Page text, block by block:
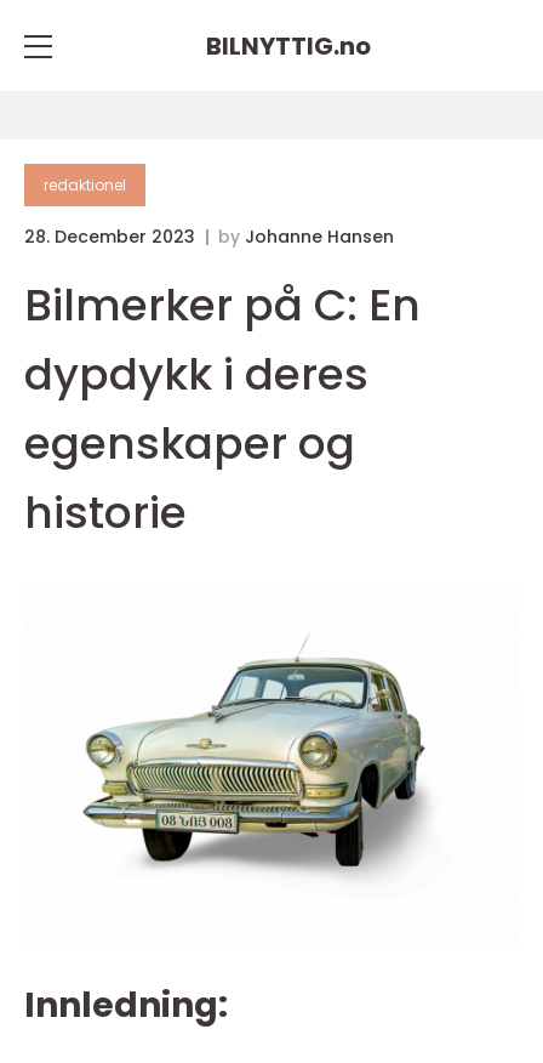
BILNYTTIG.no
redaktionel
28. December 2023 by Johanne Hansen
Bilmerker på C: En
dypdykk i deres
egenskaper og
historie
Innledning: